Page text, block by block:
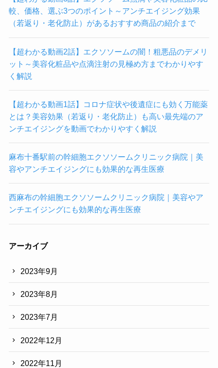
ソ
ー
受
け
ら
れ
る
ク
リ
ニ
ッ
ク
所
一
覧
道
県
較、価格、選ぶ3つのポイント～アンチエイジング効果
（若返り・老化防止）があるおすすめ商品の紹介まで
【超わかる動画2話】エクソソームの闇！粗悪品のデメリ
ット～美容化粧品や点滴注射の見極め方までわかりやす
く解説
【超わかる動画1話】コロナ症状や後遺症にも効く万能薬
とは？美容効果（若返り・老化防止）も高い最先端のア
ンチエイジングを動画でわかりやすく解説
麻布十番駅前の幹細胞エクソソームクリニック病院｜美
容やアンチエイジングにも効果的な再生医療
西麻布の幹細胞エクソソームクリニック病院｜美容やア
ンチエイジングにも効果的な再生医療
アーカイブ
2023年9月
2023年8月
2023年7月
2022年12月
2022年11月